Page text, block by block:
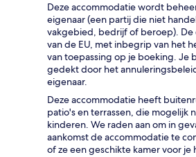
Deze accommodatie wordt
eigenaar (een partij die niet
vakgebied, bedrijf of beroep).
van de EU, met inbegrip van het
van toepassing op je boeking. Je
gedekt door het
eigenaar.
Deze accommodatie heeft
patio's en terrassen, die mogelijk
kinderen. We raden aan om in
aankomst de accommodatie te
of ze een geschikte kamer voor je